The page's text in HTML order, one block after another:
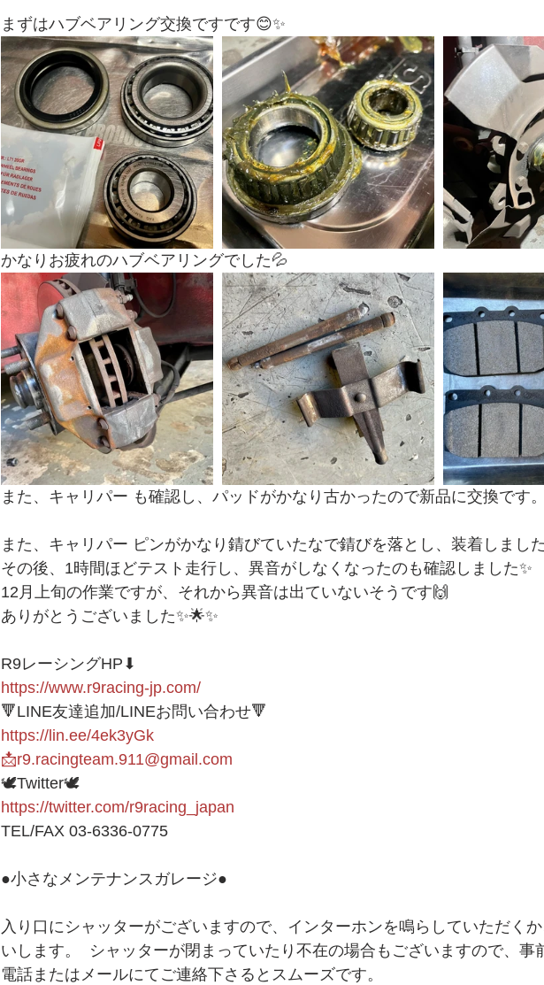
まずはハブベアリング交換ですです😊✨
かなりお疲れのハブベアリングでした💦
また、キャリパー も確認し、パッドがかなり古かったので新品に交換です
また、キャリパー ピンがかなり錆びていたなで錆びを落とし、装着しまし
その後、1時間ほどテスト走行し、異音がしなくなったのも確認しました✨
12月上旬の作業ですが、それから異音は出ていないそうです🙌
ありがとうございました✨🌟✨
R9レーシングHP⬇︎
https://www.r9racing-jp.com/
🔻LINE友達追加/LINEお問い合わせ🔻
https://lin.ee/4ek3yGk
📩r9.racingteam.911@gmail.com
🕊Twitter🕊
https://twitter.com/r9racing_japan
TEL/FAX 03-6336-0775
●小さなメンテナンスガレージ●
入り口にシャッターがございますので、インターホンを鳴らしていただく
いします。  シャッターが閉まっていたり不在の場合もございますので、事
電話またはメールにてご連絡下さるとスムーズです。